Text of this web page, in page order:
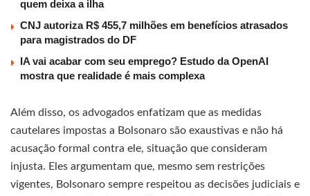
quem deixa a ilha
CNJ autoriza R$ 455,7 milhões em benefícios atrasados
para magistrados do DF
IA vai acabar com seu emprego? Estudo da OpenAI
mostra que realidade é mais complexa
Além disso, os advogados enfatizam que as medidas
cautelares impostas a Bolsonaro são exaustivas e não há
acusação formal contra ele, situação que consideram
injusta. Eles argumentam que, mesmo sem restrições
vigentes, Bolsonaro sempre respeitou as decisões judiciais e